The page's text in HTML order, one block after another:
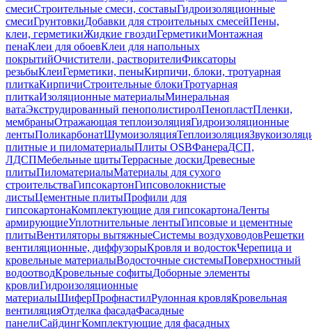
смесиСтроительные смеси, составыГидроизоляционные
смесиГрунтовкиДобавки для строительных смесейПены,
клеи, герметикиЖидкие гвоздиГерметикиМонтажная
пенаКлеи для обоевКлеи для напольных
покрытийОчистители, растворителиФиксаторы
резьбыКлеиГерметики, пеныКирпичи, блоки, тротуарная
плиткаКирпичиСтроительные блокиТротуарная
плиткаИзоляционные материалыМинеральная
ватаЭкструдированный пенополистиролПенопластПленки,
мембраныОтражающая теплоизоляцияГидроизоляционные
лентыПоликарбонатШумоизоляцияТеплоизоляция
плитные и пиломатериалыПлиты OSBФанераДСП,
ЛДСПМебельные щитыТеррасные доскиДревесные
плитыПиломатериалыМатериалы для сухого
строительстваГипсокартонГипсоволокнистые
листыЦементные плитыПрофили для
гипсокартонаКомплектующие для гипсокартонаЛенты
армирующиеУплотнительные лентыГипсовые и цементные
плитыВентиляторы вытяжныеСистемы воздуховодовРешетки
вентиляционные, диффузорыКровля и водостокЧерепица и
кровельные материалыВодосточные системыПоверхностный
водоотводКровельные софитыДоборные элементы
кровлиГидроизоляционные
материалыШиферПрофнастилРулонная кровляКровельная
вентиляцияОтделка фасадаФасадные
панелиСайдингКомплектующие для фасадных